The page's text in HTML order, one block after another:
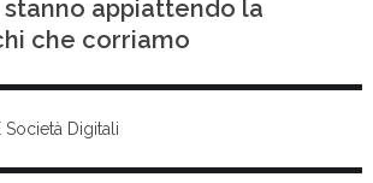
appiattendo la
che corriamo
Società Digitali